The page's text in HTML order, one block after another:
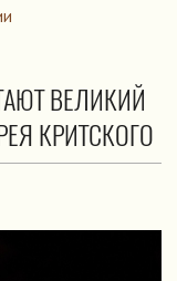
ВЕЛИКИЙ
КРИТСКОГО